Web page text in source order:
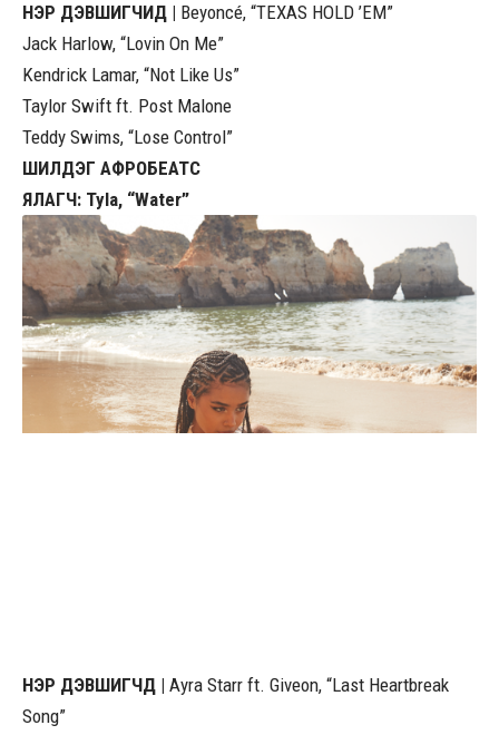
НЭР ДЭВШИГЧИД | Beyoncé, “TEXAS HOLD ’EM”
Jack Harlow, “Lovin On Me”
Kendrick Lamar, “Not Like Us”
Taylor Swift ft. Post Malone
Teddy Swims, “Lose Control”
ШИЛДЭГ АФРОБЕАТС
ЯЛАГЧ: Tyla, “Water”
НЭР ДЭВШИГЧД | Ayra Starr ft. Giveon, “Last Heartbreak
Song”